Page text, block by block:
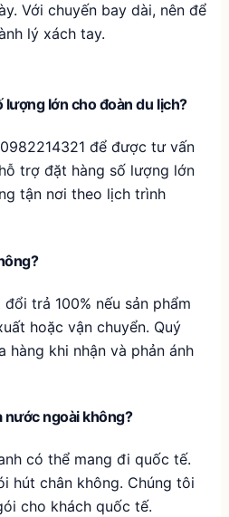
Với chuyến bay dài, nên để
lý xách tay.
lượng lớn cho đoàn du lịch?
để được tư vấn
trợ đặt hàng số lượng lớn
tận nơi theo lịch trình
trả 100% nếu sản phẩm
hoặc vận chuyển. Quý
hàng khi nhận và phản ánh
nước ngoài không?
có thể mang đi quốc tế.
hút chân không. Chúng tôi
cho khách quốc tế.